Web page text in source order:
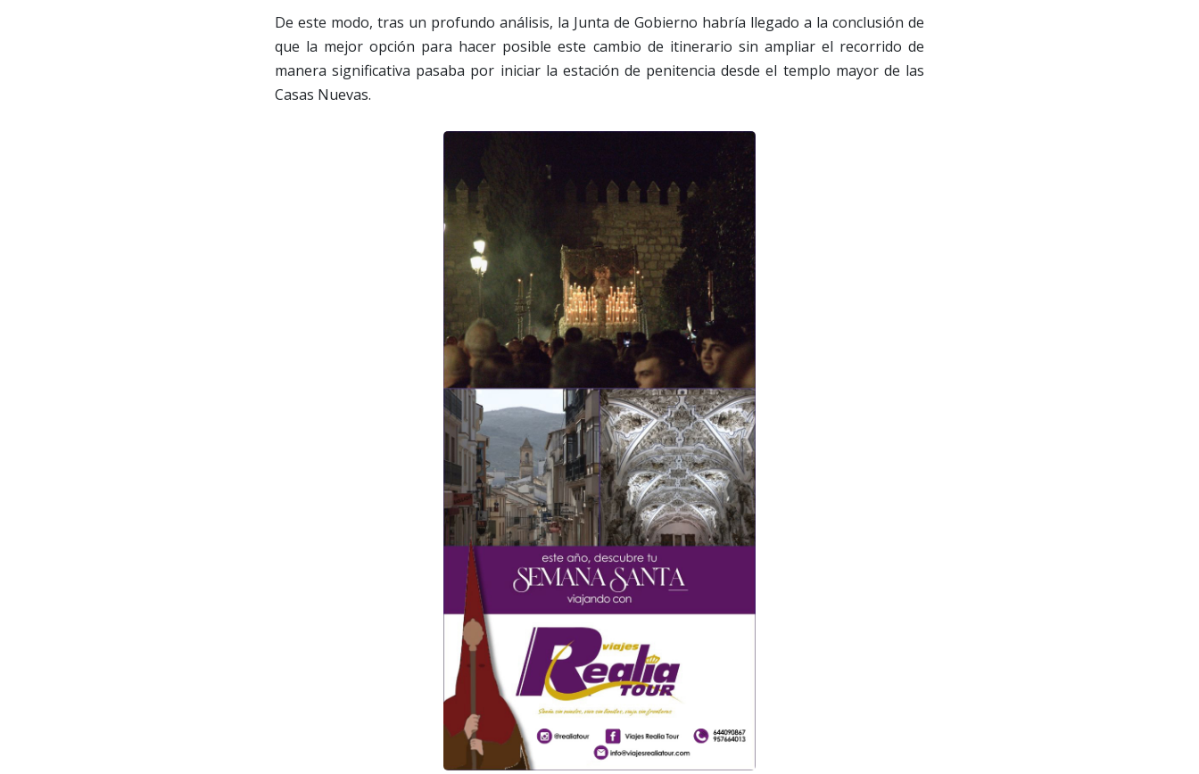
De este modo, tras un profundo análisis, la Junta de Gobierno habría llegado a la conclusión de
que la mejor opción para hacer posible este cambio de itinerario sin ampliar el recorrido de
manera significativa pasaba por iniciar la estación de penitencia desde el templo mayor de las
Casas Nuevas.